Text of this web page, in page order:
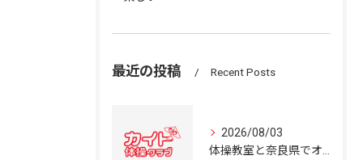
最近の投稿 Recent Posts
2026/08/03